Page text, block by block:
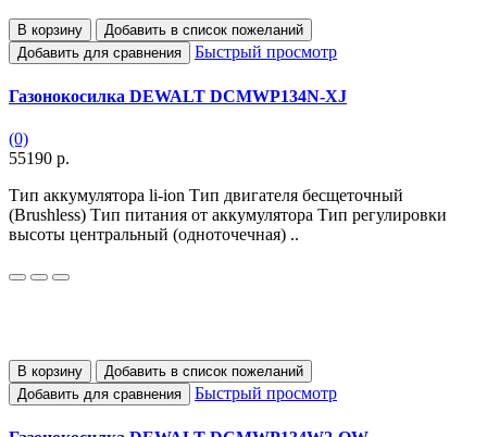
В корзину
Добавить в список пожеланий
Добавить для сравнения
Быстрый просмотр
Газонокосилка DEWALT DCMWP134N-XJ
(0)
55190 р.
Тип аккумулятора li-ion Тип двигателя бесщеточный
(Brushless) Тип питания от аккумулятора Тип регулировки
высоты центральный (одноточечная) ..
В корзину
Добавить в список пожеланий
Добавить для сравнения
Быстрый просмотр